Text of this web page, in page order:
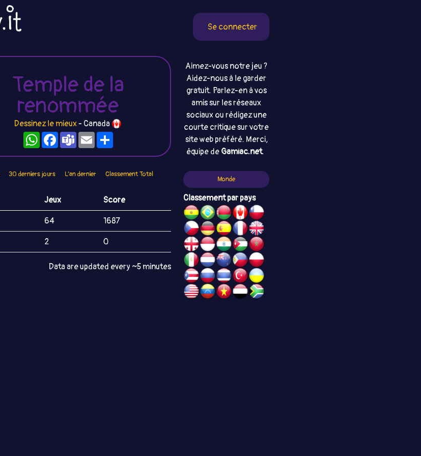
Se connecter
Temple de la
renommée
Dessinez le mieux - Canada
WhatsAppFacebook
TeamsEmailPartager
Aimez-vous notre jeu ?
Aidez-nous à le garder
gratuit. Parlez-en à vos
amis sur les réseaux
sociaux ou rédigez une
courte critique sur votre
site web préféré. Merci,
équipe de Gamiac.net.
30 derniers jours L’an dernier Classement Total
Jeux Score
64 1687
2 0
Data are updated every ~5 minutes
Monde
Classement par pays